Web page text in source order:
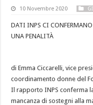
10 Novembre 2020
DATI INPS CI CONFERMANO
UNA PENALITÀ
di Emma Ciccarelli, vice
coordinamento donne del
Il rapporto INPS conferma
mancanza di sostegni alla